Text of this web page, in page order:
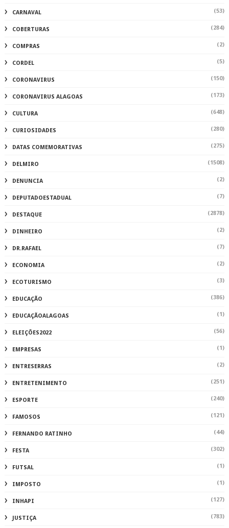
CARNAVAL (53)
COBERTURAS (284)
COMPRAS (2)
CORDEL (5)
CORONAVIRUS (150)
CORONAVIRUS ALAGOAS (173)
CULTURA (648)
CURIOSIDADES (280)
DATAS COMEMORATIVAS (275)
DELMIRO (1508)
DENUNCIA (2)
DEPUTADOESTADUAL (7)
DESTAQUE (2878)
DINHEIRO (2)
DR.RAFAEL (7)
ECONOMIA (2)
ECOTURISMO (3)
EDUCAÇÃO (386)
EDUCAÇÃOALAGOAS (1)
ELEIÇÕES2022 (56)
EMPRESAS (1)
ENTRESERRAS (2)
ENTRETENIMENTO (251)
ESPORTE (240)
FAMOSOS (121)
FERNANDO RATINHO (44)
FESTA (302)
FUTSAL (1)
IMPOSTO (1)
INHAPI (127)
JUSTIÇA (783)